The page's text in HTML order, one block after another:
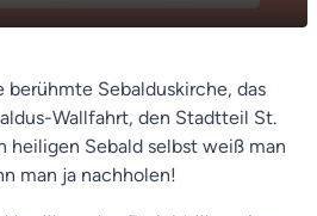
Baby-Boomer feiern🥳
14:09
berühmte Sebalduskirche, das
Wallfahrt, den Stadtteil St.
heiligen Sebald selbst weiß man
man ja nachholen!